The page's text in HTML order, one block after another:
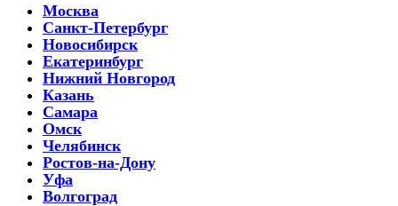
Москва
Санкт-Петербург
Новосибирск
Екатеринбург
Нижний Новгород
Казань
Самара
Омск
Челябинск
Ростов-на-Дону
Уфа
Волгоград